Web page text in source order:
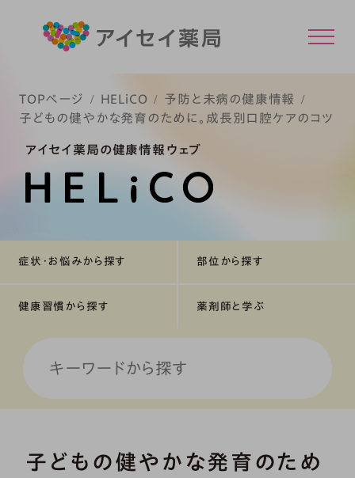
TOPページ HELiCO
予防と未病の健康情報
子どもの健やかな発育のために。成長別口腔ケアのコツ
アイセイ薬局の健康情報ウェブ
症状・お悩みから探す 部位から探す
健康習慣から探す 薬剤師と学ぶ
子どもの健やかな発育のため